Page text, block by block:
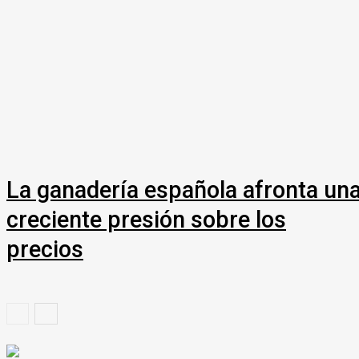
La ganadería española afronta
creciente presión sobre los
precios